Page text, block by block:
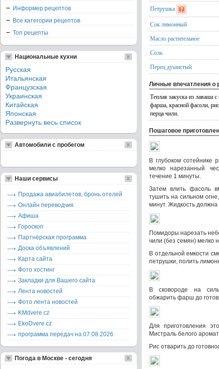
Петрушка
Сок лимонный
Масло растительное
Соль
Перец душистый
Личные впечатления о
Теплая закуска из лаваша
фарша, красной фасоли,
перца чили.
Пошаговое
В глубоком сотейнике
мелко нарезанный
течение 1 минуты.
Затем влить фасоль
тушить на сильном
минут. Жидкость должна
Помидоры нарезать
чили (без семян) мелко
В отдельной емкости
петрушки, полить
В сковороде на
обжарить фарш до
Для приготовления
Мистраль белого
Рис отварить до
Информер рецептов
Все категории рецептов
Топ рецепты
Национальные кухни
Русская
Итальянская
Французская
Украинская
Китайская
Японская
Развернуть весь список
Автомобили с пробегом
Наши сервисы
Продажа авиабилетов, бронь отелей
Онлайн переводчик
Афиша
Гороскоп
Партнёрская программа
Доска объявлений
Карта сайта
Фото хостинг
Закладки для Вашего сайта
Лента новостей
Фото лента новостей
KMdvere.cz
EkoDvere.cz
программа передач на 07.08.2026
Погода в Москве - сегодня